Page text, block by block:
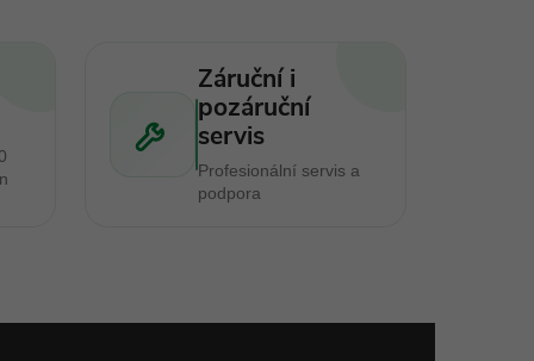
Záruční i
pozáruční
servis
Profesionální servis a
podpora